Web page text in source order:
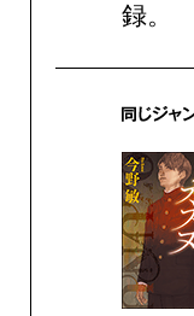
録。